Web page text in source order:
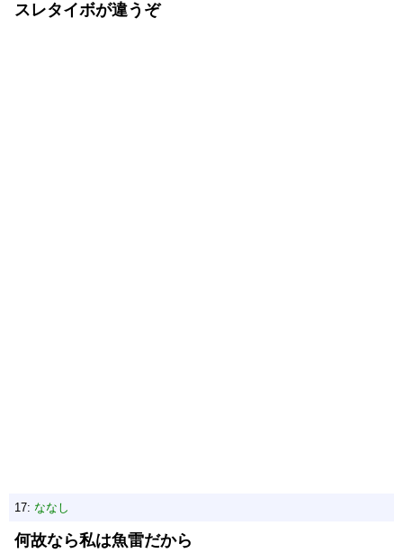
スレタイボが違うぞ
17: ななし
何故なら私は魚雷だから